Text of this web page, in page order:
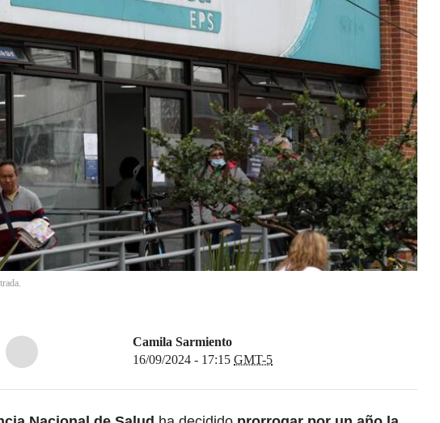
Camila Sarmiento
16/09/2024 - 17:15 GMT-5